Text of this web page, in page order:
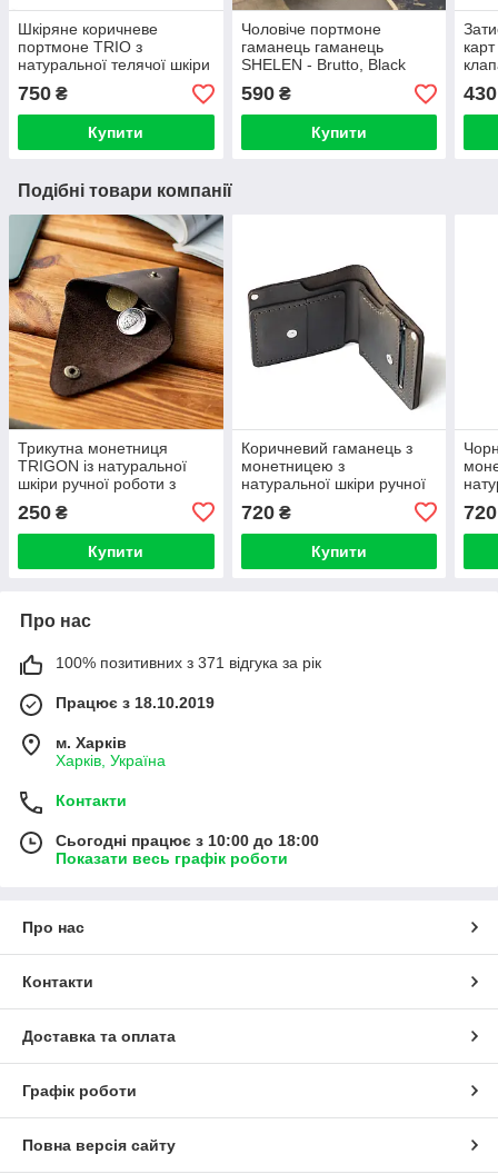
Шкіряне коричневе
портмоне TRIO з
натуральної телячої шкіри
ручної роботи Гаманець
Купюрник
750 ₴
Купити
Чоловіче портмоне
гаманець гаманець
SHELEN - Brutto, Black
590₴
Купити
430
Подібні товари компанії
Трикутна монетниця
TRIGON із натуральної
шкіри ручної роботи з
коричневого кольору
250 ₴
Купити
Коричневий гаманець з
монетницею з
натуральної шкіри ручної
роботи FORT з фіксацією
на кнопці портмоне
гаманець
720₴
Купити
на
720
Про нас
100% позитивних з 371 відгука за рік
Працює з 18.10.2019
м. Харків
Харків, Україна
Контакти
Сьогодні працює з 10:00 до 18:00
Показати весь графік роботи
Про нас
Контакти
Доставка та оплата
Графік роботи
Повна версія сайту